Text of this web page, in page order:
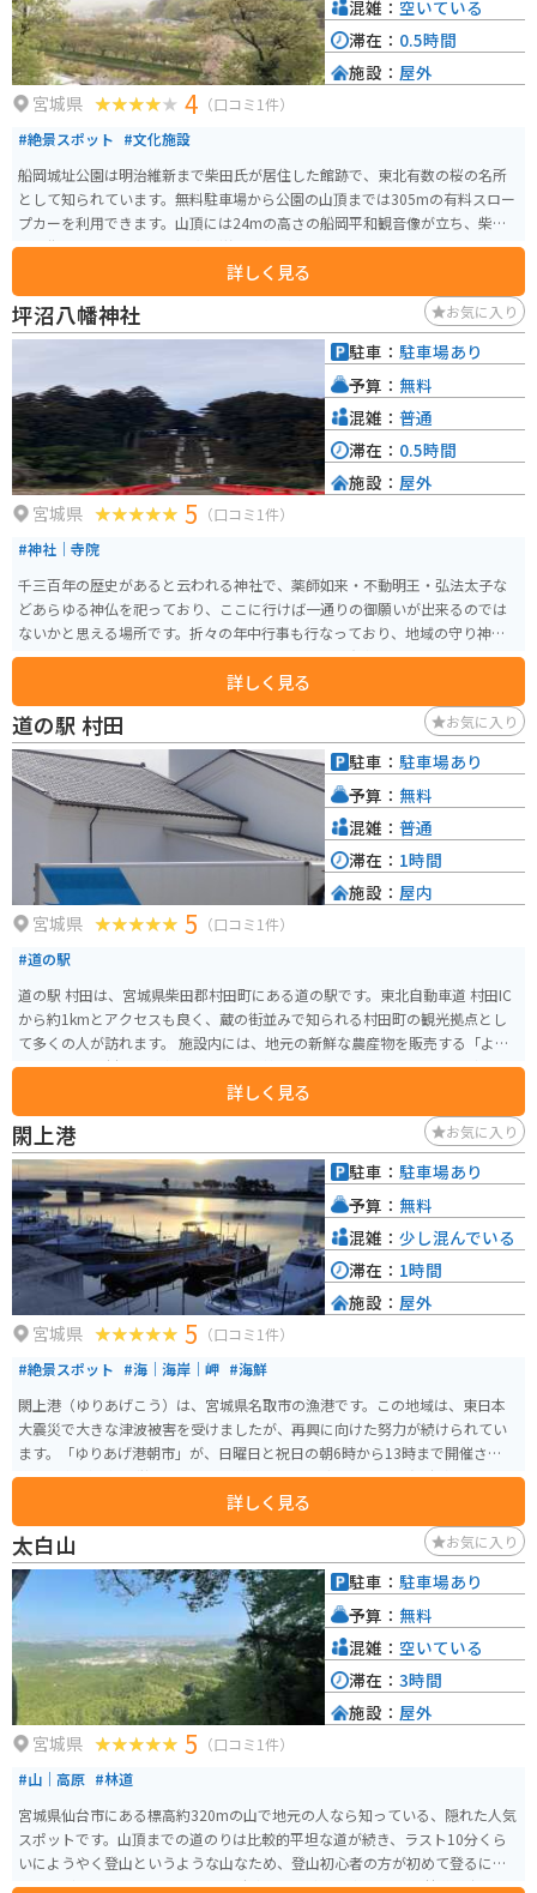
宮城県 4 （口コミ1件）
#絶景スポット #文化施設
船岡城址公園は明治維新まで柴田氏が居住した館跡で、東北有数の桜の名所
として知られています。無料駐車場から公園の山頂までは305mの有料スロー
プカーを利用できます。山頂には24mの高さの船岡平和観音像が立ち、柴田
町の街並みや蔵王の山々、太平洋の眺望が楽しめます。スロープカーで上ま
で上がらなくても、駐車場から少し登った展望台から見える「東北本線」
「白石川沿いに植えられた桜並木」が人気の場所です。 また、昭和45年のNH
K大河ドラマ「樅ノ木は残った」で有名になった樅の木も公園内に建っていま
す。毎年4月に開催される「しばた桜まつり」は27万人以上の花見客が訪れ、
他にも紫陽花、曼珠沙華、菊、イルミネーションなどのイベントが開催され
ます。
詳しく見る
混雑： 空いている
滞在： 0.5時間
施設： 屋外
坪沼八幡神社 お気に入り
宮城県 5 （口コミ1件）
#神社｜寺院
千三百年の歴史があると云われる神社で、薬師如来・不動明王・弘法太子な
どあらゆる神仏を祀っており、ここに行けば一通りの御願いが出来るのでは
ないかと思える場所です。折々の年中行事も行なっており、地域の守り神と
なっています。また、美しいイラストの御朱印でも有名です。
詳しく見る
駐車： 駐車場あり
予算： 無料
混雑： 普通
滞在： 0.5時間
施設： 屋外
道の駅 村田 お気に入り
宮城県 5 （口コミ1件）
#道の駅
道の駅 村田は、宮城県柴田郡村田町にある道の駅です。東北自動車道 村田IC
から約1kmとアクセスも良く、蔵の街並みで知られる村田町の観光拠点とし
て多くの人が訪れます。 施設内には、地元の新鮮な農産物を販売する「よい
し市場」や、村田町の名産品である「笹かまぼこ」や「ずんだ餅」などを販
売する特産品販売所があります。また、レストランでは、地元産の食材を使
った蕎麦やラーメンなどのメニューが楽しめます。 バイクで訪れる場合、道
の駅 村田には広い駐車場が完備されているので安心です。周辺には、蔵の街
並みが残る村田町中心部や、自然豊かな「蔵王町」など、ツーリングスポッ
トも充実しています。道の駅で休憩を取りながら、周辺観光も楽しんでみて
はいかがでしょうか。 宮城県村田町の名産品としては、江戸時代から続く伝
統製法で作られる「仙台伊達家御用蔵元 齋藤家の納豆」や、宮城県産の豚肉
を使用した「宮城県産豚の味噌漬け」などが有名です。道の駅で購入できる
ので、お土産にいかがでしょうか。
詳しく見る
駐車： 駐車場あり
予算： 無料
混雑： 普通
滞在： 1時間
施設： 屋内
閖上港 お気に入り
宮城県 5 （口コミ1件）
#絶景スポット #海｜海岸｜岬 #海鮮
閖上港（ゆりあげこう）は、宮城県名取市の漁港です。この地域は、東日本
大震災で大きな津波被害を受けましたが、再興に向けた努力が続けられてい
ます。「ゆりあげ港朝市」が、日曜日と祝日の朝6時から13時まで開催され、
約50店舗が元気に営業しており、購入した魚介類をその場で炉端焼きできる
スペースがあります。近くにゆりあげ温泉や、アクアイグニス仙台などの温
泉施設があり温泉も楽しむ事が出来ます。
詳しく見る
駐車： 駐車場あり
予算： 無料
混雑： 少し混んでいる
滞在： 1時間
施設： 屋外
太白山 お気に入り
宮城県 5 （口コミ1件）
#山｜高原 #林道
宮城県仙台市にある標高約320mの山で地元の人なら知っている、隠れた人気
スポットです。山頂までの道のりは比較的平坦な道が続き、ラスト10分くら
いにようやく登山というような山なため、登山初心者の方が初めて登るにも
ちょうどいいでしょう。 山の下の駐車場で下車し、整備された林道を歩いて
駐車： 駐車場あり
予算： 無料
混雑： 空いている
滞在： 3時間
施設： 屋外